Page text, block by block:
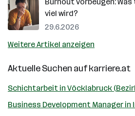
viel wird?
29.6.2026
Weitere Artikel anzeigen
Aktuelle Suchen aufkarriere.at
Schichtarbeit in Vöcklabruck
Business Development Manager in